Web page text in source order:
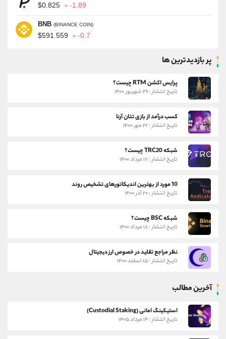
$0.825 -1.89
BNB (BINANCE COIN)
$591.559 -0.7
پر بازدیدترین ها
پرایس اکشن RTM چیست؟
تاریخ انتشار : ۲۹ شهریور ۱۴۰۰
کسب درآمد از بازی تتان آرنا
تاریخ انتشار : ۲۲ مهر ۱۴۰۰
شبکه TRC20 چیست؟
تاریخ انتشار : ۱۷ مرداد ۱۴۰۰
10 مورد از بهترین اندیکاتورهای تشخیص روند
تاریخ انتشار : ۲۰ آذر ۱۴۰۰
شبکه BSC چیست؟
تاریخ انتشار : ۱۸ مرداد ۱۴۰۰
نظر مراجع تقلید در خصوص ارز دیجیتال
تاریخ انتشار : ۱۵ اسفند ۱۴۰۰
آخرین مطالب
استیکینگ امانی (Custodial Staking)
تاریخ انتشار : ۱۴ مرداد ۱۴۰۵